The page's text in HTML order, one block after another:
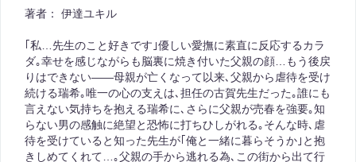
著者： 伊達ユキル
｢私…先生のこと好きです｣優しい愛撫に素直に反応するカラ
ダ｡幸せを感じながらも脳裏に焼き付いた父親の顔…もう後戻
りはできない――母親が亡くなって以来､父親から虐待を受け
続ける瑞希｡唯一の心の支えは､担任の古賀先生だった｡誰にも
言えない気持ちを抱える瑞希に､さらに父親が売春を強要｡知
らない男の感触に絶望と恐怖に打ちひしがれる｡そんな時､虐
待を受けていると知った先生が｢俺と一緒に暮らそうか｣と抱
きしめてくれて…｡父親の手から逃れる為､この街から出て行